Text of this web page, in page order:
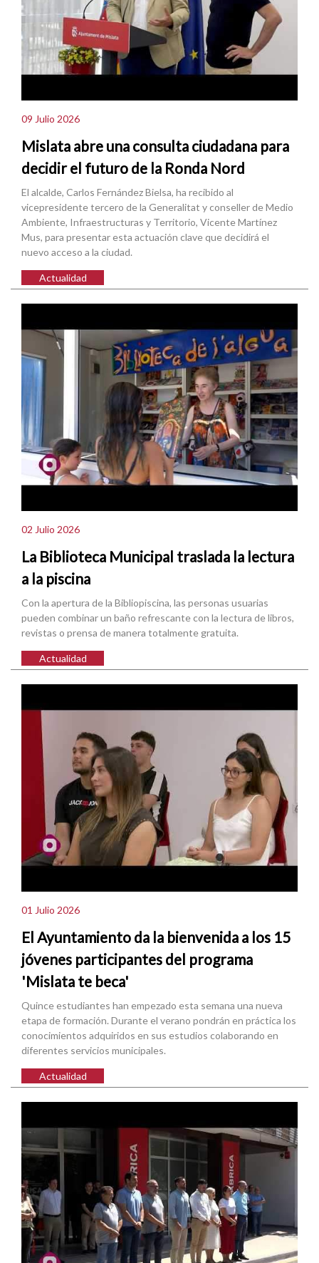
09 Julio 2026
Mislata abre una consulta ciudadana para
decidir el futuro de la Ronda Nord
El alcalde, Carlos Fernández Bielsa, ha recibido al
vicepresidente tercero de la Generalitat y conseller de Medio
Ambiente, Infraestructuras y Territorio, Vicente Martínez
Mus, para presentar esta actuación clave que decidirá el
nuevo acceso a la ciudad.
Actualidad
02 Julio 2026
La Biblioteca Municipal traslada la lectura
a la piscina
Con la apertura de la Bibliopiscina, las personas usuarias
pueden combinar un baño refrescante con la lectura de libros,
revistas o prensa de manera totalmente gratuita.
Actualidad
01 Julio 2026
El Ayuntamiento da la bienvenida a los 15
jóvenes participantes del programa
'Mislata te beca'
Quince estudiantes han empezado esta semana una nueva
etapa de formación. Durante el verano pondrán en práctica los
conocimientos adquiridos en sus estudios colaborando en
diferentes servicios municipales.
Actualidad